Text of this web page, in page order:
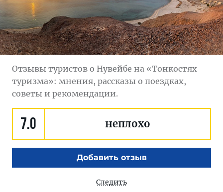
Отзывы туристов о Нувейбе на «Тонкостях
туризма»: мнения, рассказы о поездках,
советы и рекомендации.
7.0 неплохо
Добавить отзыв
Следить